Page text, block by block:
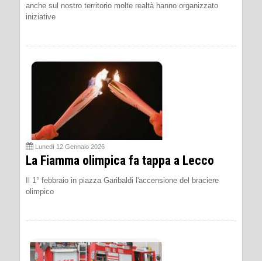
anche sul nostro territorio molte realtà hanno organizzato
iniziative
Lunedì 12 Gennaio 2026
La Fiamma olimpica fa tappa a Lecco
Il 1° febbraio in piazza Garibaldi l'accensione del braciere
olimpico